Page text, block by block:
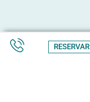
RESERVAR